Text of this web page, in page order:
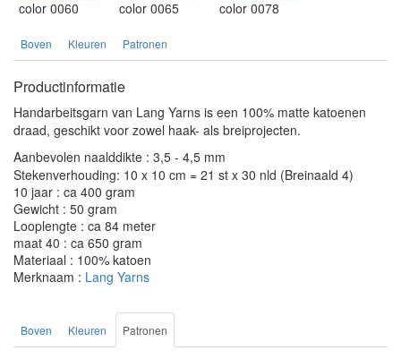
color 0060 color 0065 color 0078
Boven Kleuren Patronen
Productinformatie
Handarbeitsgarn van Lang Yarns is een 100% matte katoenen
draad, geschikt voor zowel haak- als breiprojecten.
Aanbevolen naalddikte : 3,5 - 4,5 mm
Stekenverhouding: 10 x 10 cm = 21 st x 30 nld (Breinaald 4)
10 jaar : ca 400 gram
Gewicht : 50 gram
Looplengte : ca 84 meter
maat 40 : ca 650 gram
Materiaal : 100% katoen
Merknaam : Lang Yarns
Boven Kleuren Patronen